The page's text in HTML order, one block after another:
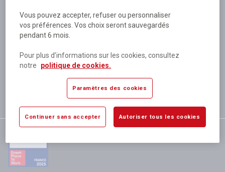
Plus de 180 personnes
à votre écoute
Plus de 80 000 références
disponibles
Expédition le jour même
si validation avant 12h
satisfaction totale
Vous pouvez accepter, refuser ou personnaliser
vos préférences. Vos choix seront sauvegardés
pendant 6 mois.
Pour plus d’informations sur les cookies, consultez
notre
politique de cookies.
Paramètres des cookies
Continuer sans accepter Autoriser tous les cookies